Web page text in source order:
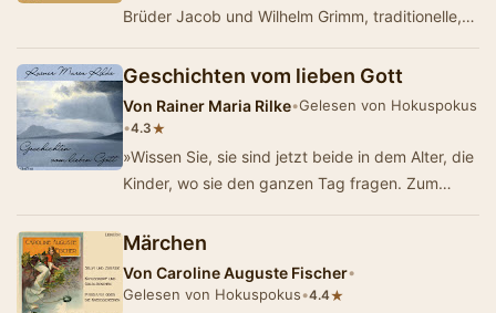
Brüder Jacob und Wilhelm Grimm, traditionelle,
Geschichten vom lieben Gott
Von Rainer Maria Rilke•Gelesen von Hokuspokus
•4.3★
»Wissen Sie, sie sind jetzt beide in dem Alter, die
Kinder, wo sie den ganzen Tag fragen. Zum
Märchen
Von Caroline Auguste Fischer•
Gelesen von Hokuspokus•4.4★